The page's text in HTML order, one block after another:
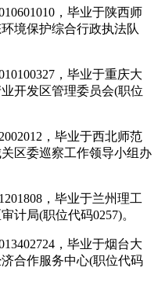
，毕业于陕西师
境保护综合行政执法队
，毕业于重庆大
开发区管理委员会(职位
，毕业于西北师范
区委巡察工作领导小组办
，毕业于兰州理工
计局(职位代码0257)。
，毕业于烟台大
合作服务中心(职位代码